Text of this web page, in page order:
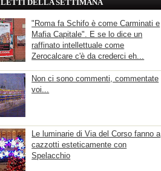
DELLA SETTIMANA
"Roma fa Schifo è come Carminati e
Mafia Capitale". E se lo dice un
raffinato intellettuale come
Zerocalcare c'è da crederci eh...
Non ci sono commenti, commentate
voi...
Le luminarie di Via del Corso fanno a
cazzotti esteticamente con
Spelacchio